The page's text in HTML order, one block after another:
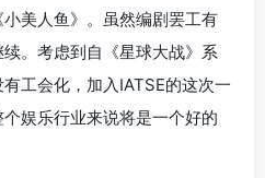
小美人鱼》。虽然编剧罢工有
。考虑到自《星球大战》系
工会化，加入IATSE的这次一
娱乐行业来说将是一个好的